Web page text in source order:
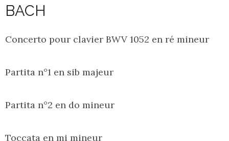
BACH
Concerto pour clavier BWV 1052 en ré mineur
Partita n°1 en sib majeur
Partita n°2 en do mineur
Toccata en mi mineur